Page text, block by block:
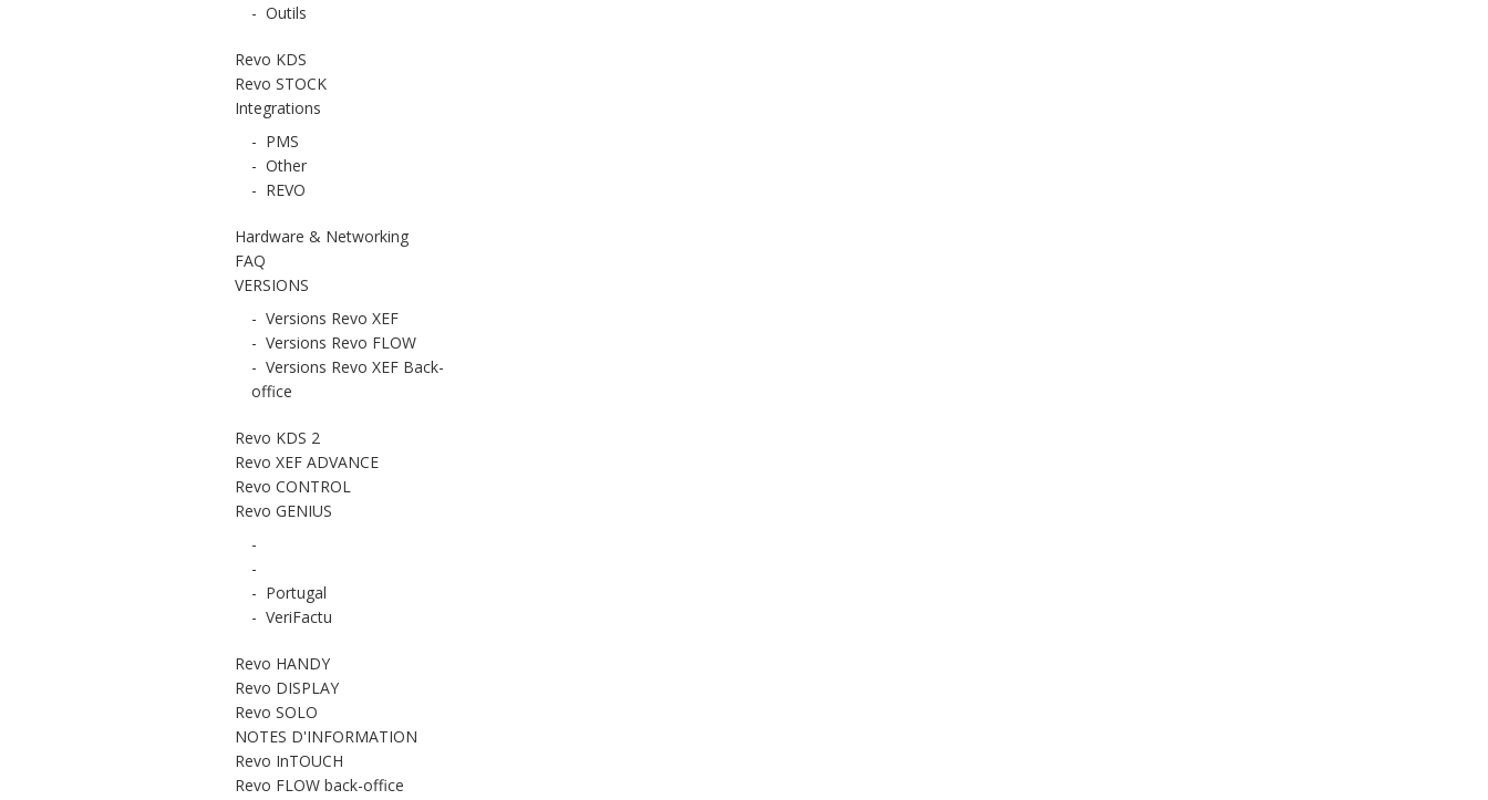
- Outils
Revo KDS
Revo STOCK
Integrations
- PMS
- Other
- REVO
Hardware & Networking
FAQ
VERSIONS
- Versions Revo XEF
- Versions Revo FLOW
- Versions Revo XEF Back-
office
Revo KDS 2
Revo XEF ADVANCE
Revo CONTROL
Revo GENIUS
-
-
- Portugal
- VeriFactu
Revo HANDY
Revo DISPLAY
Revo SOLO
NOTES D'INFORMATION
Revo InTOUCH
Revo FLOW back-office